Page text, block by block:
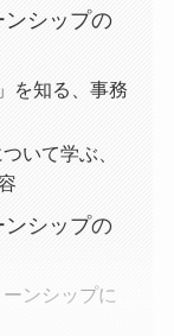
シップの
を知る、事務
いて学ぶ、
シップの
ンシップに